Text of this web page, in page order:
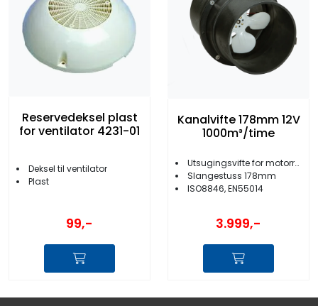
Reservedeksel plast
for ventilator 4231-01
Deksel til ventilator
Plast
99,-
Kanalvifte 178mm 12V
1000m³/time
Utsugingsvifte for motorrom/baderom
Slangestuss 178mm
ISO8846, EN55014
3.999,-